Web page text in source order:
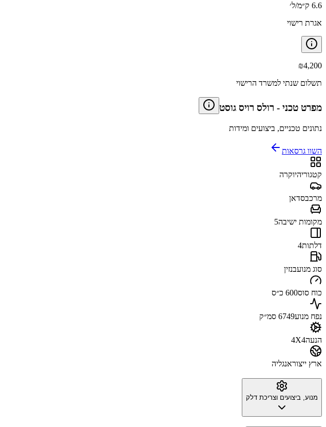
6.6 ק״מ/ל׳
אגרת רישוי
₪4,200
תשלום שנתי למשרד הרישוי
מפרט טכני - רולס רויס גוסט
נתונים טכניים, ביצועים ומידות
השוו גרסאות
קטגוריהיוקרה
מרכבסדאן
מקומות ישיבה5
דלתות4
סוג מנועבנזין
כוח סוס600 כ״ס
נפח מנוע6749 סמ״ק
הנעה4X4
ארץ ייצוראנגליה
מנוע, ביצועים וצריכת דלק